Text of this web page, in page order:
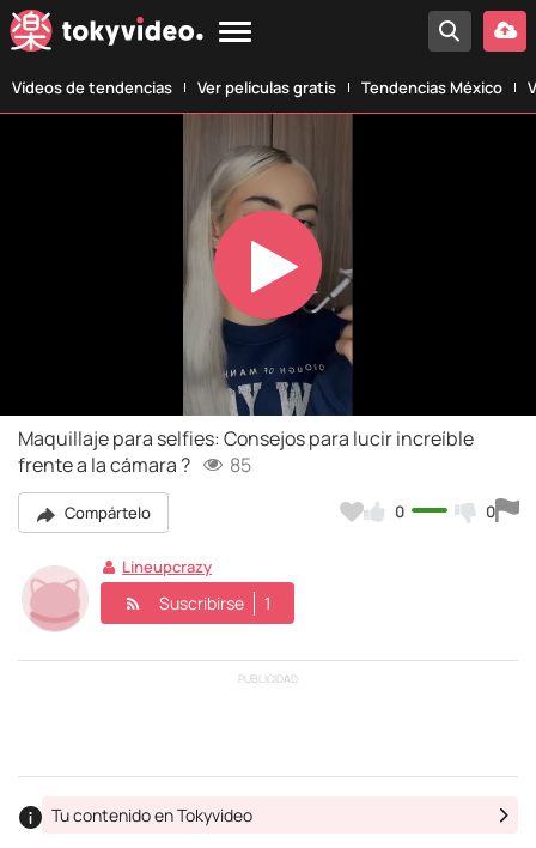
Vídeos de tendencias Ver películas gratis Tendencias México
Play
Video
Maquillaje para selfies: Consejos para lucir increíble
frente a la cámara ?
85
Compártelo 0 0
Lineupcrazy
Suscribirse 1
PUBLICIDAD
Tu contenido en Tokyvideo